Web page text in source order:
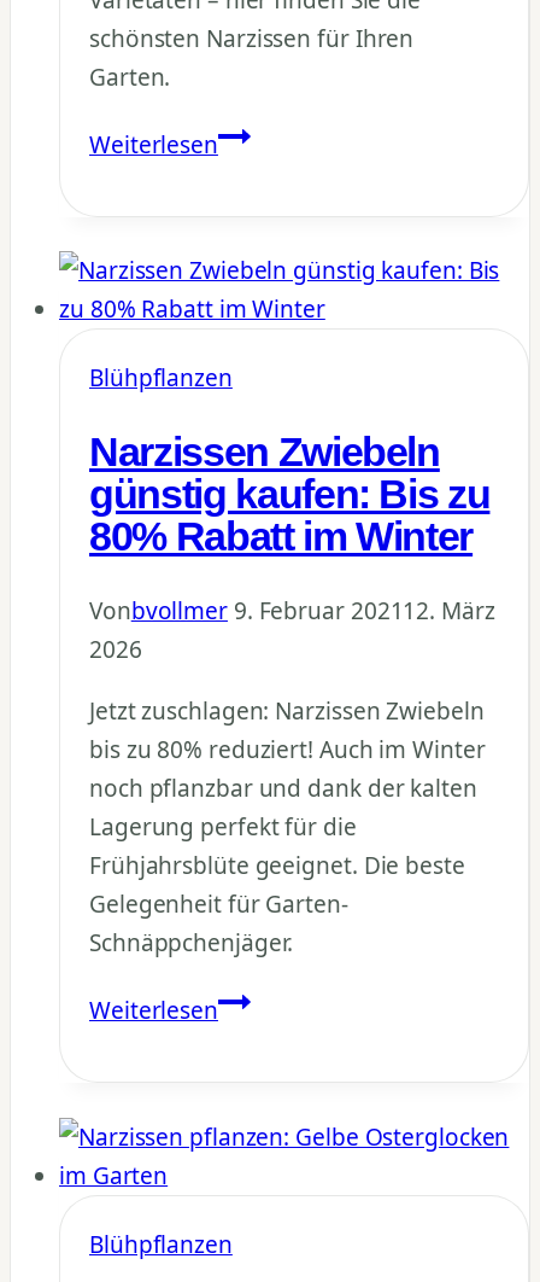
schönsten Narzissen für Ihren
Garten.
WeiterlesenNarzissen
30+
Zwiebel-
Varietäten
für
bunten
Blühpflanzen
Narzissen Zwiebeln
günstig kaufen: Bis zu
80% Rabatt im Winter
Vonbvollmer 9. Februar 202112. März
2026
Jetzt zuschlagen: Narzissen Zwiebeln
bis zu 80% reduziert! Auch im Winter
noch pflanzbar und dank der kalten
Lagerung perfekt für die
Frühjahrsblüte geeignet. Die beste
Gelegenheit für Garten-
Schnäppchenjäger.
WeiterlesenNarzissen
günstig
Bis
zu
80%
Blühpflanzen